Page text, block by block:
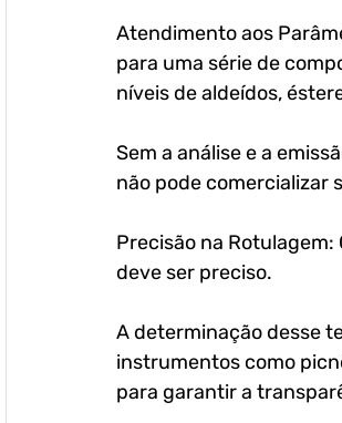
Atendimento aos
para uma série de
níveis de aldeídos,
Sem a análise e a
não pode comercializar
Precisão na
deve ser preciso.
A determinação desse
instrumentos como
para garantir a